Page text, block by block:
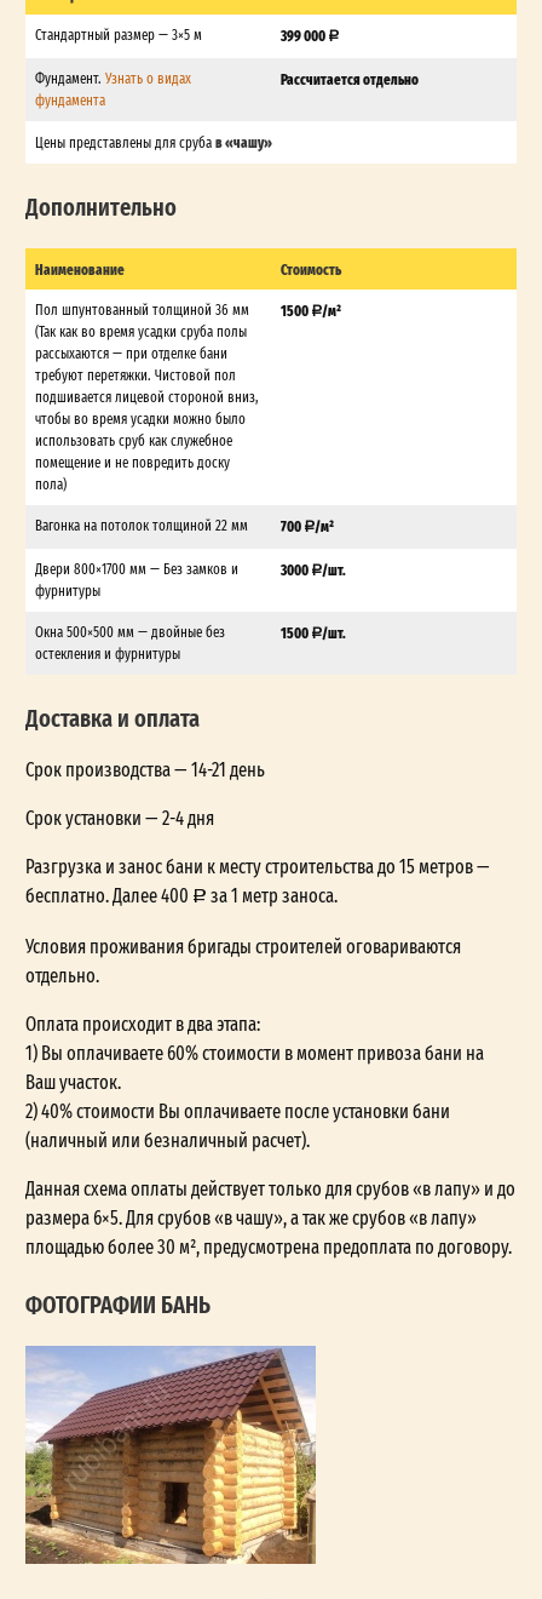
Стандартный размер — 3×5 м 399 000
Фундамент. Узнать о видах
фундамента
Рассчитается отдельно
Цены представлены для срубав «чашу»
Дополнительно
Наименование Стоимость
Пол шпунтованный толщиной 36 мм
(Так как во время усадки сруба полы
рассыхаются — при отделке бани
требуют перетяжки. Чистовой пол
подшивается лицевой стороной вниз,
чтобы во время усадки можно было
использовать сруб как служебное
помещение и не повредить доску
пола)
1500 /м²
Вагонка на потолок толщиной 22 мм 700 /м²
Двери 800×1700 мм — Без замков и
фурнитуры
3000 /шт.
Окна 500×500 мм — двойные без
остекления и фурнитуры
1500 /шт.
Доставка и оплата
Срок производства — 14-21 день
Срок установки — 2-4 дня
Разгрузка и занос бани к месту строительства до 15 метров —
бесплатно. Далее 400
за 1 метр заноса.
Условия проживания бригады строителей оговариваются
отдельно.
Оплата происходит в два этапа:
1) Вы оплачиваете 60% стоимости в момент привоза бани на
Ваш участок.
2) 40% стоимости Вы оплачиваете после установки бани
(наличный или безналичный расчет).
Данная схема оплаты действует только для срубов «в лапу» и до
размера 6×5. Для срубов «в чашу», а так же срубов «в лапу»
площадью более 30 м², предусмотрена предоплата по договору.
ФОТОГРАФИИ БАНЬ